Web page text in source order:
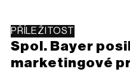
PŘÍLEŽITOST
Spol. Bayer
marketingové